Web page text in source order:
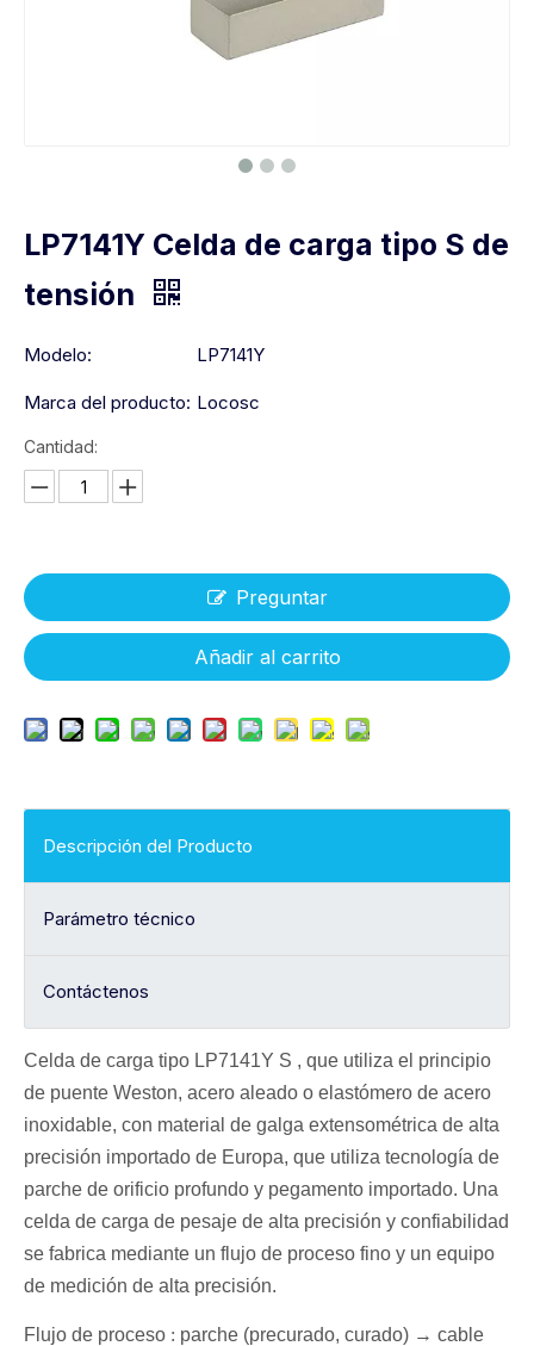
LP7141Y Celda de carga tipo S de
tensión
Modelo: LP7141Y
Marca del producto: Locosc
Cantidad:
Preguntar
Añadir al carrito
Descripción del Producto
Parámetro técnico
Contáctenos
Celda de carga tipo LP7141Y S , que utiliza el principio
de puente Weston, acero aleado o elastómero de acero
inoxidable, con material de galga extensométrica de alta
precisión importado de Europa, que utiliza tecnología de
parche de orificio profundo y pegamento importado. Una
celda de carga de pesaje de alta precisión y confiabilidad
se fabrica mediante un flujo de proceso fino y un equipo
de medición de alta precisión.
Flujo de proceso : parche (precurado, curado) → cable